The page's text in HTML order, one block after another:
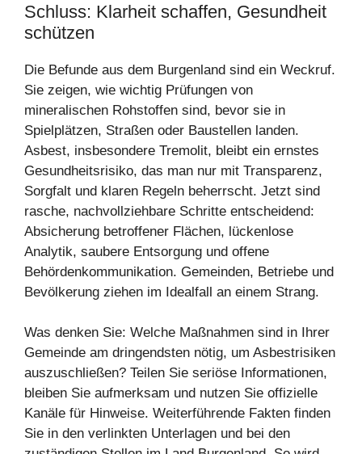
Schluss: Klarheit schaffen, Gesundheit
schützen
Die Befunde aus dem Burgenland sind ein Weckruf.
Sie zeigen, wie wichtig Prüfungen von
mineralischen Rohstoffen sind, bevor sie in
Spielplätzen, Straßen oder Baustellen landen.
Asbest, insbesondere Tremolit, bleibt ein ernstes
Gesundheitsrisiko, das man nur mit Transparenz,
Sorgfalt und klaren Regeln beherrscht. Jetzt sind
rasche, nachvollziehbare Schritte entscheidend:
Absicherung betroffener Flächen, lückenlose
Analytik, saubere Entsorgung und offene
Behördenkommunikation. Gemeinden, Betriebe und
Bevölkerung ziehen im Idealfall an einem Strang.
Was denken Sie: Welche Maßnahmen sind in Ihrer
Gemeinde am dringendsten nötig, um Asbestrisiken
auszuschließen? Teilen Sie seriöse Informationen,
bleiben Sie aufmerksam und nutzen Sie offizielle
Kanäle für Hinweise. Weiterführende Fakten finden
Sie in den verlinkten Unterlagen und bei den